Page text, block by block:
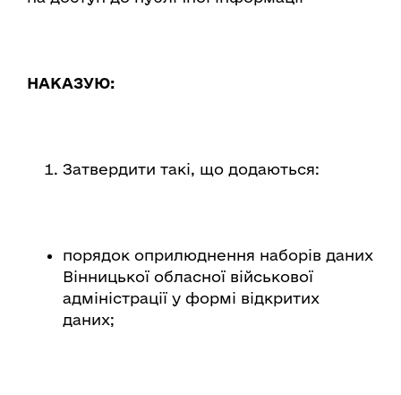
НАКАЗУЮ:
Затвердити такі, що додаються:
порядок оприлюднення наборів даних
Вінницької обласної військової
адміністрації у формі відкритих
даних;